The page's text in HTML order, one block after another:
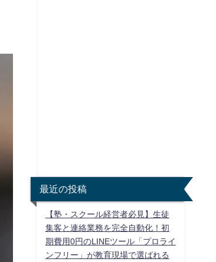
最近の投稿
【塾・スクール経営者必見】生徒
集客と連絡業務を完全自動化！初
期費用0円のLINEツール「プロライ
ンフリー」が教育現場で選ばれる